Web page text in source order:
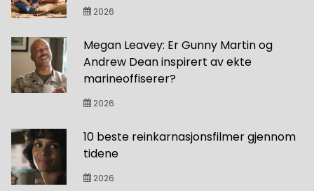
2026
Megan Leavey: Er Gunny Martin og
Andrew Dean inspirert av ekte
marineoffiserer?
2026
10 beste reinkarnasjonsfilmer gjennom
tidene
2026